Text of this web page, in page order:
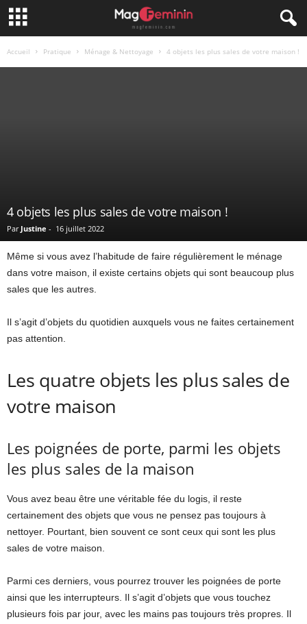
Accueil Pratique Ménage & Nettoyage 4 objets les plus sales de votre maison !
4 objets les plus sales de votre maison !
Par Justine - 16 juillet 2022
Même si vous avez l’habitude de faire régulièrement le ménage
dans votre maison, il existe certains objets qui sont beaucoup plus
sales que les autres.
Il s’agit d’objets du quotidien auxquels vous ne faites certainement
pas attention.
Les quatre objets les plus sales de
votre maison
Les poignées de porte, parmi les objets
les plus sales de la maison
Vous avez beau être une véritable fée du logis, il reste
certainement des objets que vous ne pensez pas toujours à
nettoyer. Pourtant, bien souvent ce sont ceux qui sont les plus
sales de votre maison.
Parmi ces derniers, vous pourrez trouver les poignées de porte
ainsi que les interrupteurs. Il s’agit d’objets que vous touchez
plusieurs fois par jour, avec les mains pas toujours très propres. Il